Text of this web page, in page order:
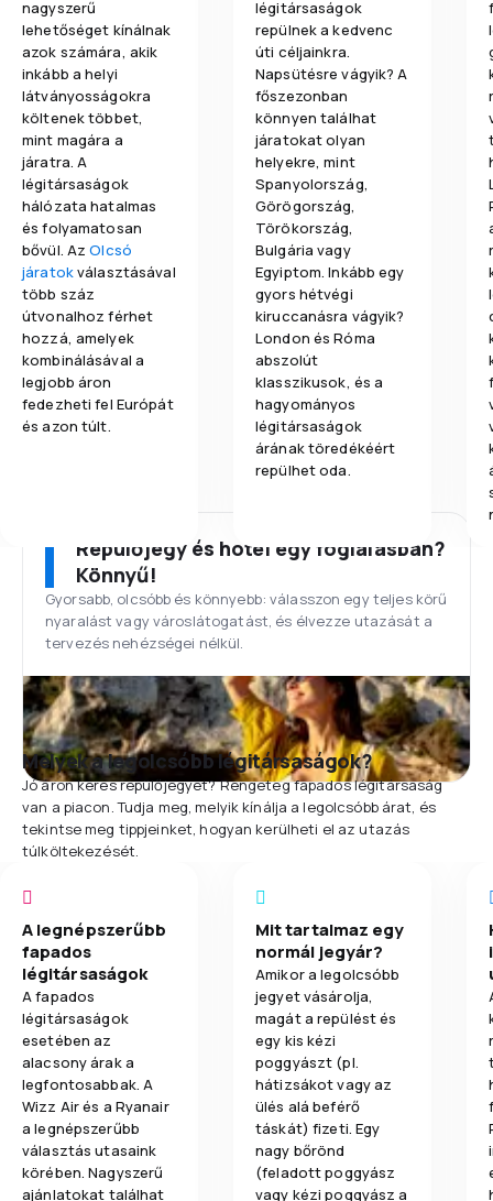
nagyszerű
lehetőséget kínálnak
azok számára, akik
inkább a helyi
látványosságokra
költenek többet,
mint magára a
járatra. A
légitársaságok
hálózata hatalmas
és folyamatosan
bővül. AzOlcsó
járatokválasztásával
több száz
útvonalhoz férhet
hozzá, amelyek
kombinálásával a
legjobb áron
fedezheti fel Európát
és azon túlt.
légitársaságok
repülnek a kedvenc
úti céljainkra.
Napsütésre vágyik? A
főszezonban
könnyen találhat
járatokat olyan
helyekre, mint
Spanyolország,
Görögország,
Törökország,
Bulgária vagy
Egyiptom. Inkább egy
gyors hétvégi
kiruccanásra vágyik?
London és Róma
abszolút
klasszikusok, és a
hagyományos
légitársaságok
árának töredékéért
repülhet oda.
Repülőjegy és hotel egy foglalásban?
Könnyű!
Gyorsabb, olcsóbb és könnyebb: válasszon egy teljes körű
nyaralást vagy városlátogatást, és élvezze utazását a
tervezés nehézségei nélkül.
Melyek a legolcsóbb légitársaságok?
Jó áron keres repülőjegyet? Rengeteg fapados légitársaság
van a piacon. Tudja meg, melyik kínálja a legolcsóbb árat, és
tekintse meg tippjeinket, hogyan kerülheti el az utazás
túlköltekezését.
A legnépszerűbb
fapados
légitársaságok
A fapados
légitársaságok
esetében az
alacsony árak a
legfontosabbak. A
Wizz Air és a Ryanair
a legnépszerűbb
választás utasaink
körében. Nagyszerű
ajánlatokat találhat
Mit tartalmaz egy
normál jegyár?
Amikor a legolcsóbb
jegyet vásárolja,
magát a repülést és
egy kis kézi
poggyászt (pl.
hátizsákot vagy az
ülés alá beférő
táskát) fizeti. Egy
nagy bőrönd
(feladott poggyász
vagy kézi poggyász a